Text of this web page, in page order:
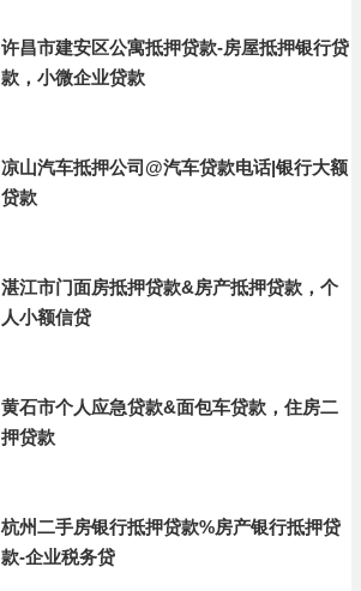
许昌市建安区公寓抵押贷款-房屋抵押银行贷
款，小微企业贷款
凉山汽车抵押公司@汽车贷款电话|银行大额
贷款
湛江市门面房抵押贷款&房产抵押贷款，个
人小额信贷
黄石市个人应急贷款&面包车贷款，住房二
押贷款
杭州二手房银行抵押贷款%房产银行抵押贷
款-企业税务贷